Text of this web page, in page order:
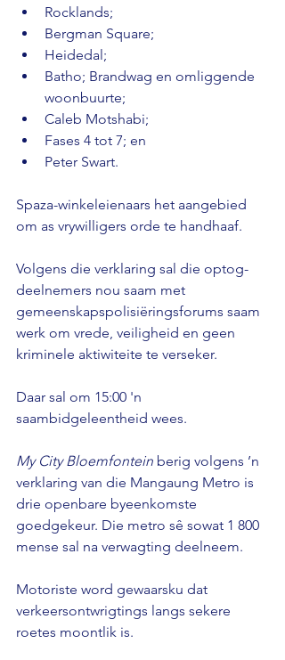
Rocklands;
Bergman Square;
Heidedal;
Batho; Brandwag en omliggende
woonbuurte;
Caleb Motshabi;
Fases 4 tot 7; en
Peter Swart.
Spaza-winkeleienaars het aangebied
om as vrywilligers orde te handhaaf.
Volgens die verklaring sal die optog-
deelnemers nou saam met
gemeenskapspolisiëringsforums saam
werk om vrede, veiligheid en geen
kriminele aktiwiteite te verseker.
Daar sal om 15:00 'n
saambidgeleentheid wees.
My City Bloemfontein berig volgens ’n
verklaring van die Mangaung Metro is
drie openbare byeenkomste
goedgekeur. Die metro sê sowat 1 800
mense sal na verwagting deelneem.
Motoriste word gewaarsku dat
verkeersontwrigtings langs sekere
roetes moontlik is.